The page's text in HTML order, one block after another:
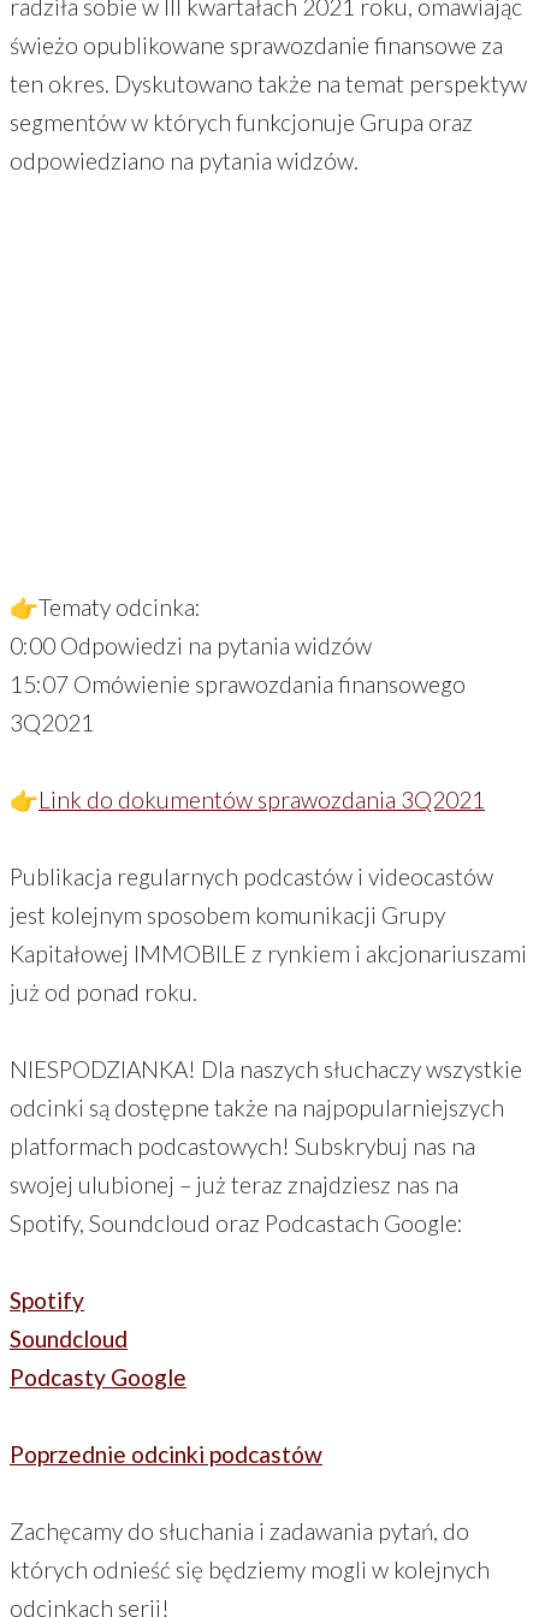
radziła sobie w III kwartałach 2021 roku, omawiając
świeżo opublikowane sprawozdanie finansowe za
ten okres. Dyskutowano także na temat perspektyw
segmentów w których funkcjonuje Grupa oraz
odpowiedziano na pytania widzów.
👉Tematy odcinka:
0:00 Odpowiedzi na pytania widzów
15:07 Omówienie sprawozdania finansowego
3Q2021
👉Link do dokumentów sprawozdania 3Q2021
Publikacja regularnych podcastów i videocastów
jest kolejnym sposobem komunikacji Grupy
Kapitałowej IMMOBILE z rynkiem i akcjonariuszami
już od ponad roku.
NIESPODZIANKA! Dla naszych słuchaczy wszystkie
odcinki są dostępne także na najpopularniejszych
platformach podcastowych! Subskrybuj nas na
swojej ulubionej – już teraz znajdziesz nas na
Spotify, Soundcloud oraz Podcastach Google:
Spotify
Soundcloud
Podcasty Google
Poprzednie odcinki podcastów
Zachęcamy do słuchania i zadawania pytań, do
których odnieść się będziemy mogli w kolejnych
odcinkach serii!